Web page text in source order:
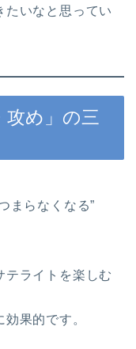
たいなと思ってい
攻め」の三
まらなくなる”
テライトを楽しむ
果的です。